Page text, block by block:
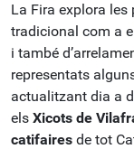
La Fira explora
tradicional com a
i també
representats
actualitzant dia a
els Xicots de
catifaires de tot